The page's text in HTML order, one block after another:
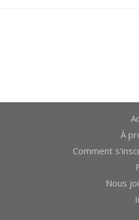
À
Comment
Nous